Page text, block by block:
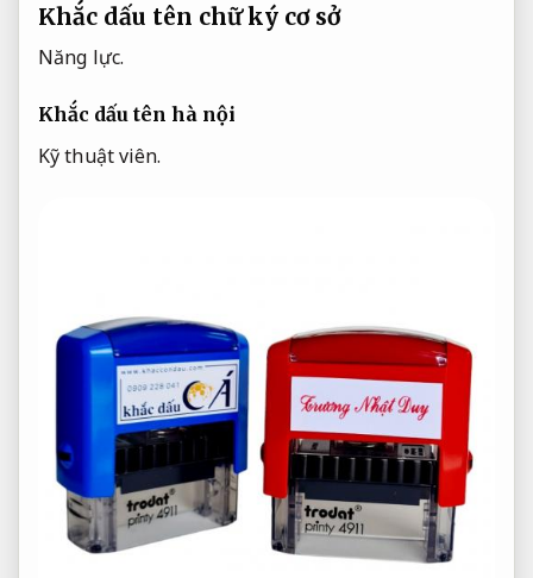
Khắc dấu tên chữ ký cơ sở
Năng lực.
Khắc dấu tên hà nội
Kỹ thuật viên.